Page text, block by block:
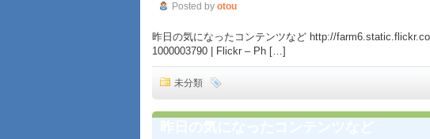
Posted by otou
昨日の気になったコンテンツなど http://
1000003790 | Flickr – Ph […]
未分類